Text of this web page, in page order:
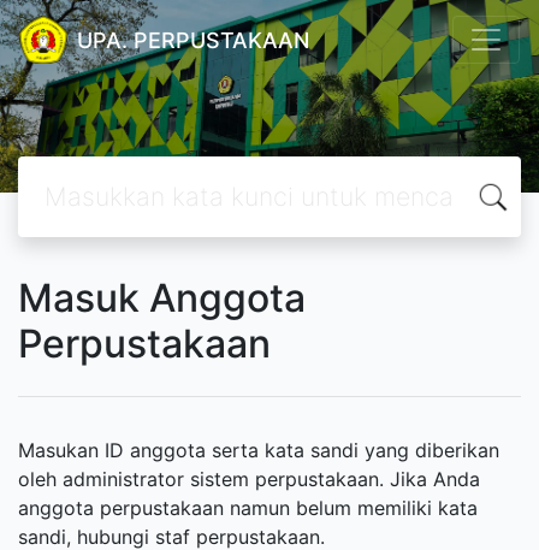
UPA. PERPUSTAKAAN
Masuk Anggota
Perpustakaan
Masukan ID anggota serta kata sandi yang diberikan
oleh administrator sistem perpustakaan. Jika Anda
anggota perpustakaan namun belum memiliki kata
sandi, hubungi staf perpustakaan.